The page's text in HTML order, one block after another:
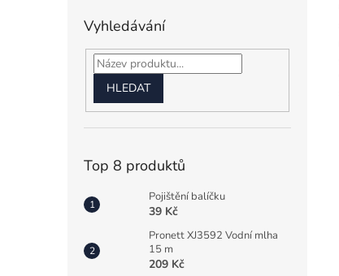
Vyhledávání
HLEDAT
Top 8 produktů
Pojištění balíčku
39 Kč
Pronett XJ3592 Vodní mlha
15 m
209 Kč